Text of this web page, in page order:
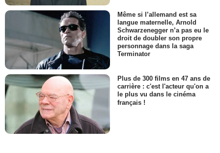
Même si l’allemand est sa
langue maternelle, Arnold
Schwarzenegger n’a pas eu le
droit de doubler son propre
personnage dans la saga
Terminator
Plus de 300 films en 47 ans de
carrière : c'est l'acteur qu'on a
le plus vu dans le cinéma
français !